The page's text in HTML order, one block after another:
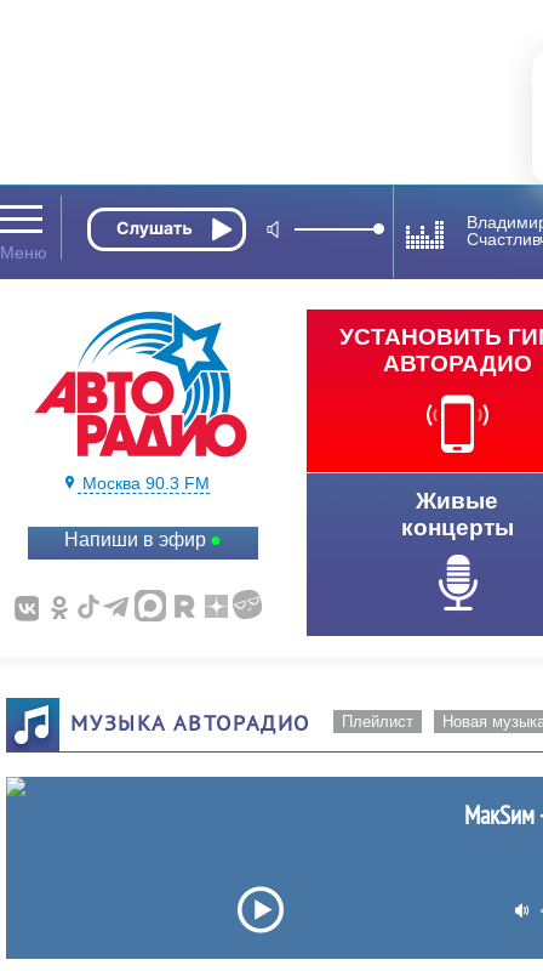
Москва 90.3 FM
Напиши в эфир
УСТАНОВИТЬ
АВТОРАДИО
Живые
концерты
МУЗЫКА АВТОРАДИО Плейлист Новая
МакSим